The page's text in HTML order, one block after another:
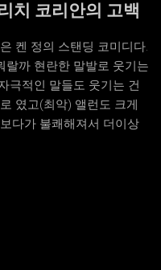
치 코리안의 고백
은 켄 정의 스탠딩 코미디다.
랄까 현란한 말발로 웃기는
극적인 말들도 웃기는 건
였고(최악) 앨런도 크게
다가 불쾌해져서 더이상